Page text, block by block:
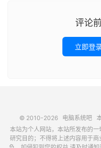
评论
立即登
© 2010-2026 电脑系统吧本
本站为个人网站，本站所发布的
研究目的；不得将上述内容用于